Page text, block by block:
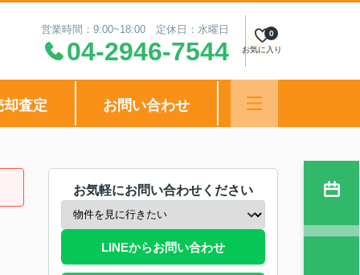
営業時間：9:00~18:00 定休日：水曜日
04-2946-7544 お気に入り
0
却査定 お問い合わせ
お気軽にお問い合わせください
LINEからお問い合わせ